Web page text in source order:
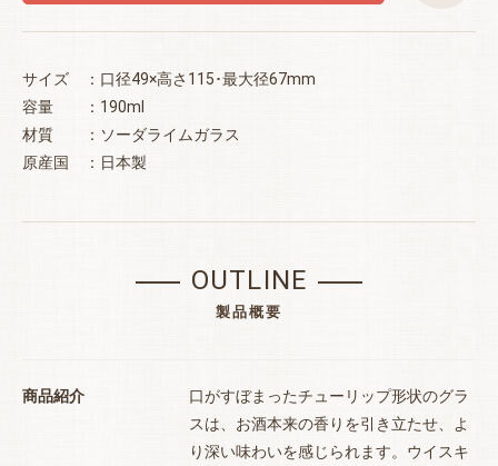
お買い物を続ける カートへ進む
サイズ ：口径49×高さ115･最大径67mm
容量 ：190ml
材質 ：ソーダライムガラス
原産国 ：日本製
OUTLINE
製品概要
商品紹介
口がすぼまったチューリップ形状のグラ
スは、お酒本来の香りを引き立たせ、よ
り深い味わいを感じられます。ウイスキ